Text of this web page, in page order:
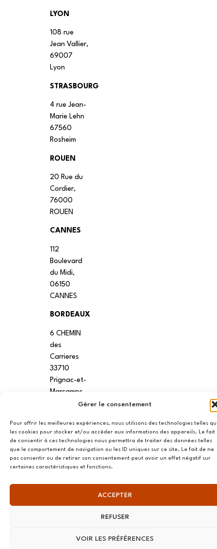
Gérer le consentement
Pour offrir les meilleures expériences, nous utilisons des technologies telles
les cookies pour stocker et/ou accéder aux informations des appareils. Le fait
de consentir à ces technologies nous permettra de traiter des données telles
que le comportement de navigation ou les ID uniques sur ce site. Le fait de ne
pas consentir ou de retirer son consentement peut avoir un effet négatif sur
certaines caractéristiques et fonctions.
ACCEPTER
REFUSER
VOIR LES PRÉFÉRENCES
LYON
108 rue
Jean Vallier,
69007
Lyon
STRASBOURG
4 rue Jean-
Marie Lehn
67560
Rosheim
ROUEN
20 Rue du
Cordier,
76000
ROUEN
CANNES
112
Boulevard
du Midi,
06150
CANNES
BORDEAUX
6 CHEMIN
des
Carrieres
33710
Prignac-et-
Marcamps
7 rue des
écoles
34790
Grabels